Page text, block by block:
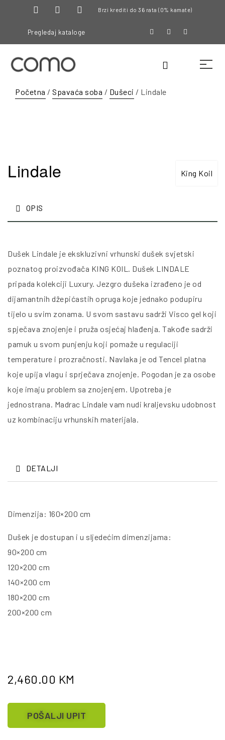
Brzi krediti do 36 rata (0% kamate)
Pregledaj kataloge
Početna / Spavaća soba / Dušeci / Lindale
King Koil
Lindale
OPIS
Dušek Lindale je ekskluzivni vrhunski dušek svjetski
poznatog proizvođača KING KOIL. Dušek LINDALE
pripada kolekciji Luxury. Jezgro dušeka izrađeno je od
dijamantnih džepićastih opruga koje jednako podupiru
tijelo u svim zonama. U svom sastavu sadrži Visco gel koji
spječava znojenje i pruža osjećaj hlađenja. Takođe sadrži
pamuk u svom punjenju koji pomaže u regulaciji
temperature i prozračnosti. Navlaka je od Tencel platna
koje upija vlagu i sprječava znojenje. Pogodan je za osobe
koje imaju problem sa znojenjem. Upotreba je
jednostrana. Madrac Lindale vam nudi kraljevsku udobnost
uz kombinaciju vrhunskih materijala.
DETALJI
Dimenzija: 160×200 cm
Dušek je dostupan i u sljedećim dimenzijama:
90×200 cm
120×200 cm
140×200 cm
180×200 cm
200×200 cm
2,460.00 KM
POŠALJI UPIT